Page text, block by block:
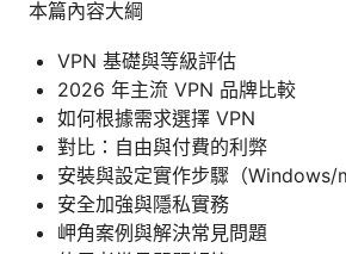
本篇內容大綱
VPN 基礎與等級評估
2026 年主流 VPN 品牌比較
如何根據需求選擇 VPN
對比：自由與付費的利弊
安裝與設定實作步驟（Windows/
安全加強與隱私實務
岬角案例與解決常見問題